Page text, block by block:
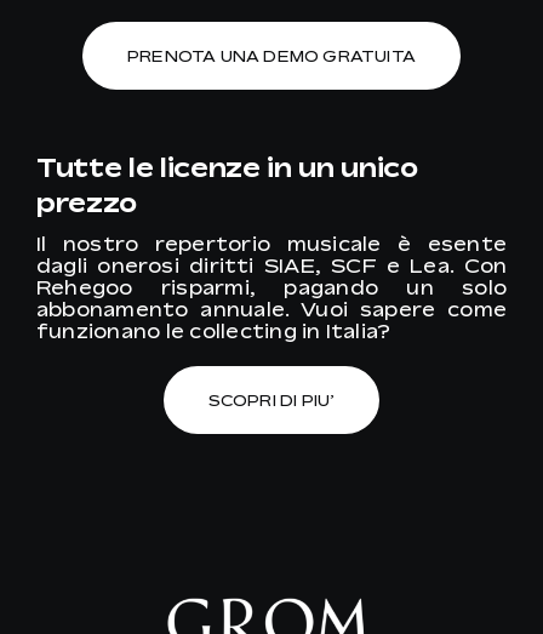
PRENOTA UNA DEMO GRATUITA
Tutte le licenze in un unico
prezzo
Il nostro repertorio musicale è esente
dagli onerosi diritti SIAE, SCF e Lea. Con
Rehegoo risparmi, pagando un solo
abbonamento annuale. Vuoi sapere come
funzionano le collecting in Italia?
SCOPRI DI PIU’